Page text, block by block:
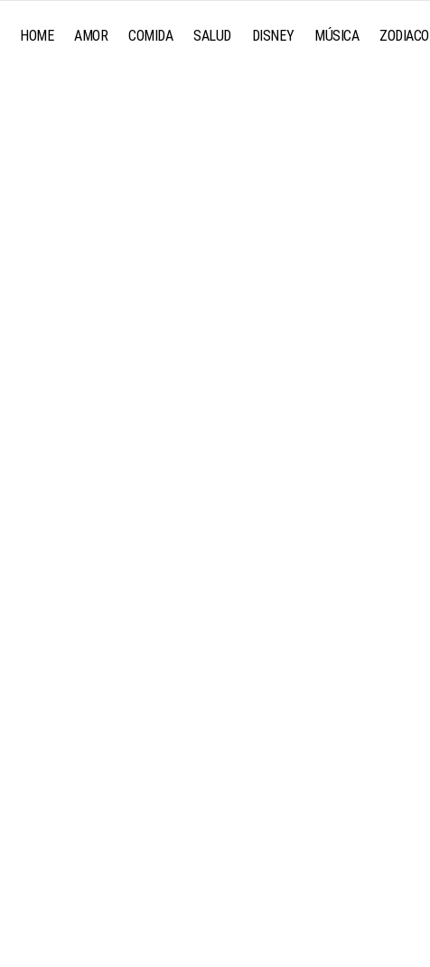
HOME AMOR COMIDA SALUD DISNEY MÚSICA ZODIACO